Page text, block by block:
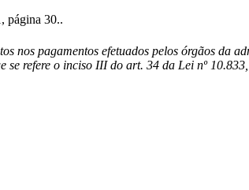
página 30..
nos pagamentos efetuados pelos órgãos da
se refere o inciso III do art. 34 da Lei nº